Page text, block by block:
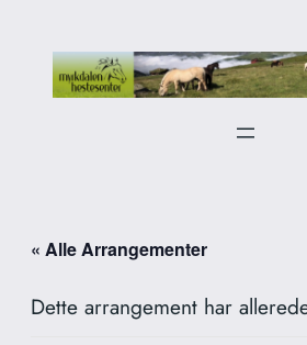
« Alle Arrangementer
Dette arrangement har